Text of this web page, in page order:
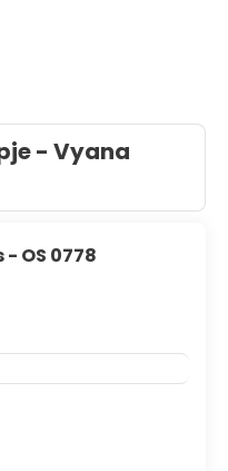
- Vyana
OS 0778